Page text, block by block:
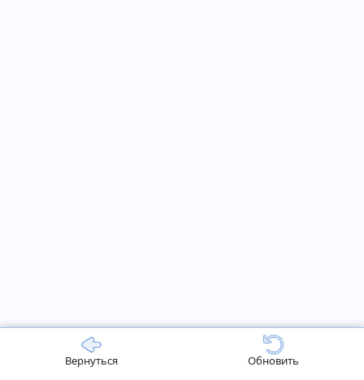
Вернуться Обновить